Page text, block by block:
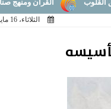
ومنهج صناعة النماذج الحضارية
الثلاثاء، 16 مايو 2023